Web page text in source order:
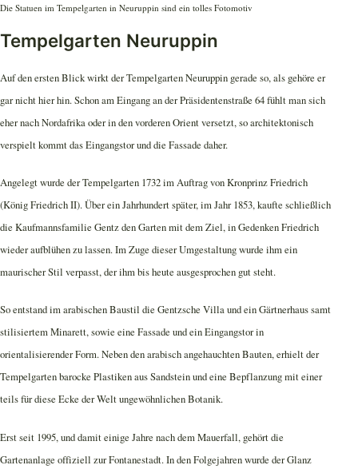
Die Statuen im Tempelgarten in Neuruppin sind ein tolles Fotomotiv
Tempelgarten Neuruppin
Auf den ersten Blick wirkt der Tempelgarten Neuruppin gerade so, als gehöre er
gar nicht hier hin. Schon am Eingang an der Präsidentenstraße 64 fühlt man sich
eher nach Nordafrika oder in den vorderen Orient versetzt, so architektonisch
verspielt kommt das Eingangstor und die Fassade daher.
Angelegt wurde der Tempelgarten 1732 im Auftrag von Kronprinz Friedrich
(König Friedrich II). Über ein Jahrhundert später, im Jahr 1853, kaufte schließlich
die Kaufmannsfamilie Gentz den Garten mit dem Ziel, in Gedenken Friedrich
wieder aufblühen zu lassen. Im Zuge dieser Umgestaltung wurde ihm ein
maurischer Stil verpasst, der ihm bis heute ausgesprochen gut steht.
So entstand im arabischen Baustil die Gentzsche Villa und ein Gärtnerhaus samt
stilisiertem Minarett, sowie eine Fassade und ein Eingangstor in
orientalisierender Form. Neben den arabisch angehauchten Bauten, erhielt der
Tempelgarten barocke Plastiken aus Sandstein und eine Bepflanzung mit einer
teils für diese Ecke der Welt ungewöhnlichen Botanik.
Erst seit 1995, und damit einige Jahre nach dem Mauerfall, gehört die
Gartenanlage offiziell zur Fontanestadt. In den Folgejahren wurde der Glanz